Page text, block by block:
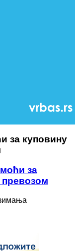
за куповину
за
превозом